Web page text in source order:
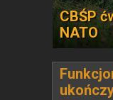
CBŚP
NATO